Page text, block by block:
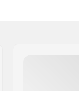
19mm